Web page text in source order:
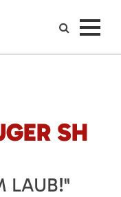
SH
LAUB!"